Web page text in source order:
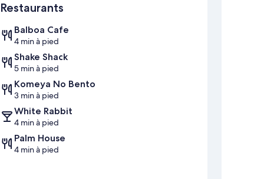
Restaurants
Balboa Cafe
4 min à pied
Shake Shack
5 min à pied
Komeya No Bento
3 min à pied
White Rabbit
4 min à pied
Palm House
4 min à pied